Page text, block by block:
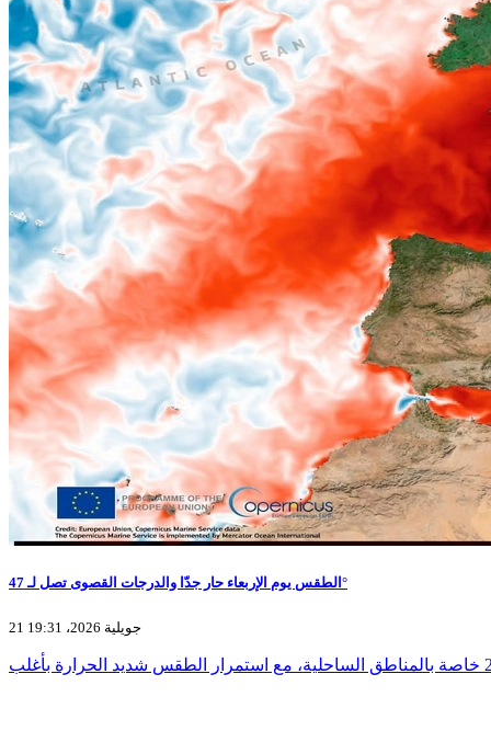
الطقس يوم الإربعاء حار جدّا والدرجات القصوى تصل لـ 47°
21 جويلية 2026، 19:31